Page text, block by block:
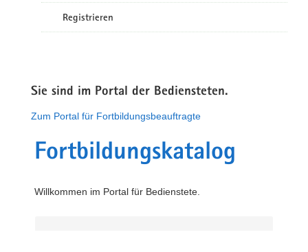
Registrieren
Sie sind im Portal der Bediensteten.
Zum Portal für Fortbildungsbeauftragte
Fortbildungskatalog
Willkommen im Portal für Bedienstete.